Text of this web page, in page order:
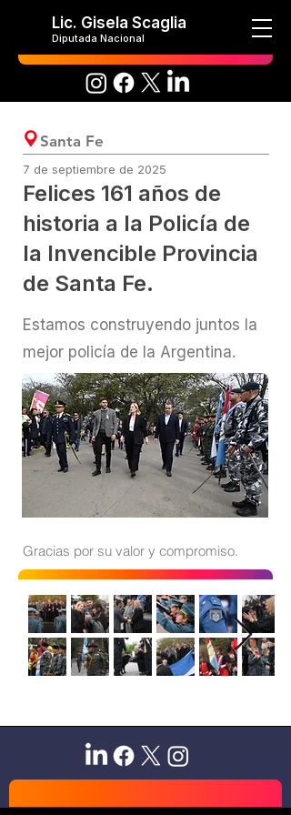
Lic. Gisela Scaglia
Diputada Nacional
Santa Fe
7 de septiembre de 2025
Felices 161 años de
historia a la Policía de
la Invencible Provincia
de Santa Fe.
Estamos construyendo juntos la
mejor policía de la Argentina.
Gracias por su valor y compromiso.